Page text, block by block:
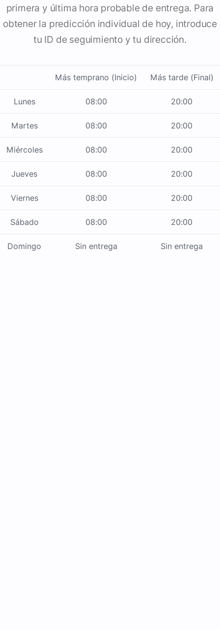
primera y última hora probable de entrega. Para
obtener la predicción individual de hoy, introduce
tu ID de seguimiento y tu dirección.
Más temprano (Inicio) Más tarde (Final)
Lunes 08:00 20:00
Martes 08:00 20:00
Miércoles 08:00 20:00
Jueves 08:00 20:00
Viernes 08:00 20:00
Sábado 08:00 20:00
Domingo Sin entrega Sin entrega